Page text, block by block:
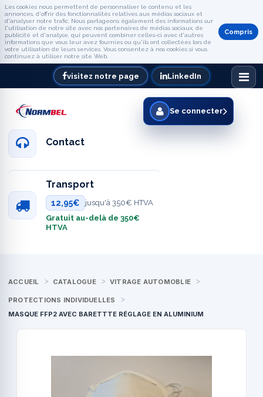
Les cookies nous permettent de personnaliser le contenu et les
annonces, d'offrir des fonctionnalités relatives aux médias sociaux et
d'analyser notre trafic. Nous partageons également des informations sur
l'utilisation de notre site avec nos partenaires de médias sociaux, de
publicité et d'analyse, qui peuvent combiner celles-ci avec d'autres
informations que vous leur avez fournies ou qu'ils ont collectées lors de
votre utilisation de leurs services. Vous consentez à nos cookies si vous
continuez à utiliser notre site Web.
Compris
visitez notre page LinkedIn
Contact
Transport
12,95€
jusqu'à 350€ HTVA
Gratuit au-delà de 350€
HTVA
Se connecter
ACCUEIL CATALOGUE VITRAGE AUTOMOBLIE
PROTECTIONS INDIVIDUELLES
MASQUE FFP2 AVEC BARETTTE RÉGLAGE EN ALUMINIUM